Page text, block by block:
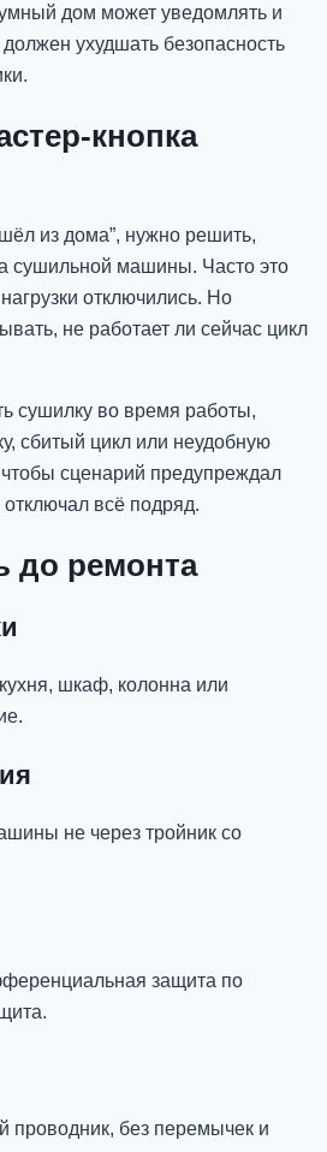
дом может уведомлять и
ухудшать безопасность
кнопка
из дома”, нужно решить,
сушильной машины. Часто это
отключились. Но
не работает ли сейчас цикл
сушилку во время работы,
сбитый цикл или неудобную
сценарий предупреждал
всё подряд.
до ремонта
шкаф, колонна или
не через тройник со
защита по
без перемычек и